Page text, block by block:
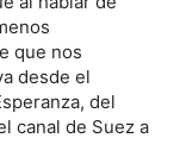
que nos
desde el
del
canal de Suez a